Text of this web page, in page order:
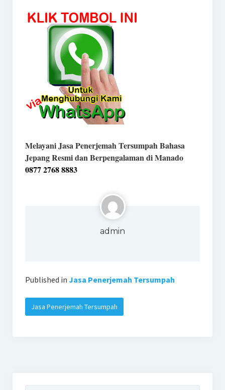
Melayani Jasa Penerjemah Tersumpah Bahasa
Jepang Resmi dan Berpengalaman di Manado
0877 2768 8883
admin
Published in Jasa Penerjemah Tersumpah
Jasa Penerjemah Tersumpah